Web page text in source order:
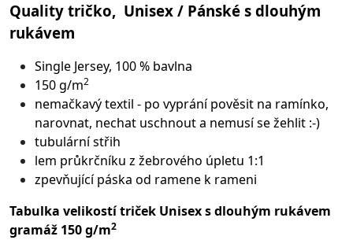
Quality tričko, Unisex / Pánské s dlouhým
rukávem
Single Jersey, 100 % bavlna
150 g/m2
nemačkavý textil - po vyprání pověsit na ramínko,
narovnat, nechat uschnout a nemusí se žehlit :-)
tubulární střih
lem průkrčníku z žebrového úpletu 1:1
zpevňující páska od ramene k rameni
Tabulka velikostí triček Unisex s dlouhým rukávem
gramáž 150 g/m2